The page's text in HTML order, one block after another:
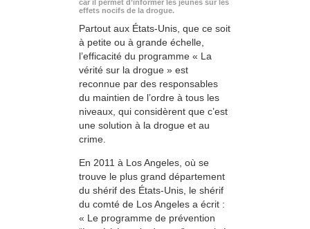
car il permet d’informer les jeunes sur les
effets nocifs de la drogue.
Partout aux États-Unis, que ce soit
à petite ou à grande échelle,
l’efficacité du programme « La
vérité sur la drogue » est
reconnue par des responsables
du maintien de l’ordre à tous les
niveaux, qui considèrent que c’est
une solution à la drogue et au
crime.
En 2011 à Los Angeles, où se
trouve le plus grand département
du shérif des États-Unis, le shérif
du comté de Los Angeles a écrit :
« Le programme de prévention